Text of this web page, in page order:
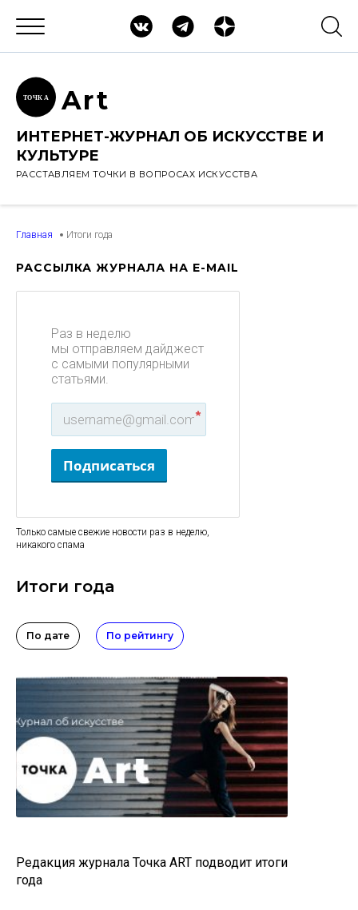
ТОЧК А Art
ИНТЕРНЕТ-ЖУРНАЛ ОБ ИСКУССТВЕ И
КУЛЬТУРЕ
РАССТАВЛЯЕМ ТОЧКИ В ВОПРОСАХ ИСКУССТВА
Главная Итоги года
РАССЫЛКА ЖУРНАЛА НА E-MAIL
Раз в неделю
мы отправляем дайджест
с самыми популярными
статьями.
*
Подписаться
Только самые свежие новости раз в неделю,
никакого спама
Итоги года
По дате По рейтингу
Редакция журнала Точка АRT подводит итоги
года